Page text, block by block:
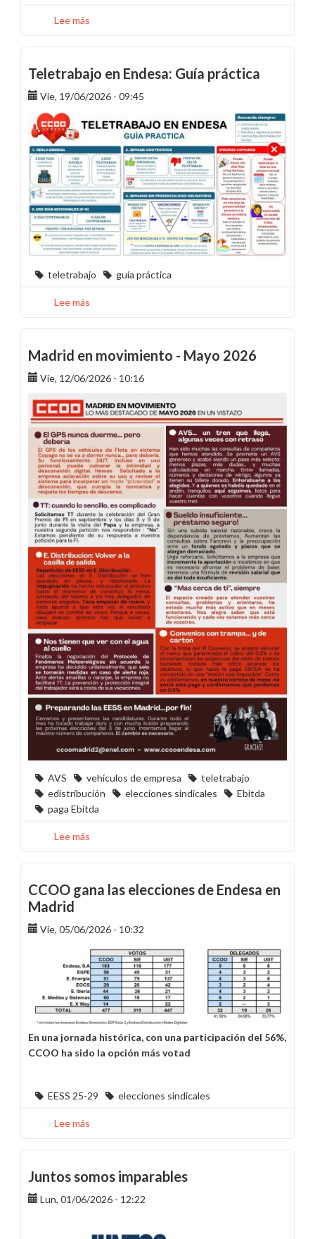
Lee más
movimiento
-
Junio
Teletrabajo en Endesa: Guía práctica
Vie, 19/06/2026 - 09:45
teletrabajo guía práctica
Lee más
Endesa:
Guía
práctica
Madrid en movimiento - Mayo 2026
Vie, 12/06/2026 - 10:16
AVS vehículos de empresa
teletrabajo
edistribución
elecciones sindicales
Ebitda
paga Ebitda
Lee más
movimiento
-
2026
CCOO gana las elecciones de Endesa en
Madrid
Vie, 05/06/2026 - 10:32
En una jornada histórica, con una participación del 56%,
CCOO ha sido la opción más votad
EESS 25-29 elecciones sindicales
Lee más
elecciones
de
en
Juntos somos imparables
Lun, 01/06/2026 - 12:22